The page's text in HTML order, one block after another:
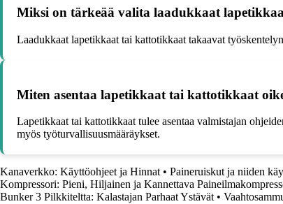
Miksi on tärkeää valita laadukkaat
Laadukkaat lapetikkaat tai kattotikkaat takaavat
Miten asentaa lapetikkaat tai kattotikkaat
Lapetikkaat tai kattotikkaat tulee asentaa valmistajan
myös työturvallisuusmääräykset.
Kanaverkko: Käyttöohjeet ja Hinnat • Paineruiskut ja niiden
Kompressori: Pieni, Hiljainen ja Kannettava
Bunker 3 Pilkkiteltta: Kalastajan Parhaat Ystävät •